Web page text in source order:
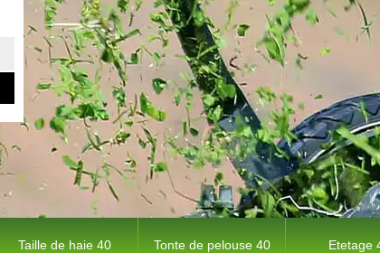
Taille de haie 40 Tonte de pelouse 40 Etetage